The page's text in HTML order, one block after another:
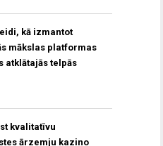
kā izmantot
mākslas platformas
atklātajās telpās
kvalitatīvu
ārzemju kazino